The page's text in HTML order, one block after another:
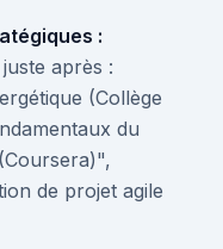
:
après :
(Collège
du
de projet agile